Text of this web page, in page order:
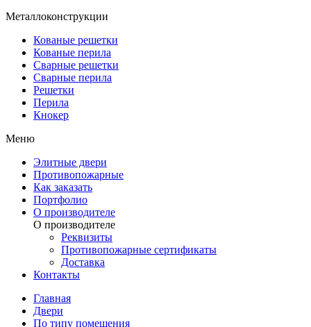
Металлоконструкции
Кованые решетки
Кованые перила
Сварные решетки
Сварные перила
Решетки
Перила
Кнокер
Меню
Элитные двери
Противопожарные
Как заказать
Портфолио
О производителе
О производителе
Реквизиты
Противопожарные сертификаты
Доставка
Контакты
Главная
Двери
По типу помещения